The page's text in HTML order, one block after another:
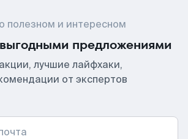
полезном и интересном
предложениями
лучшие лайфхаки,
от экспертов